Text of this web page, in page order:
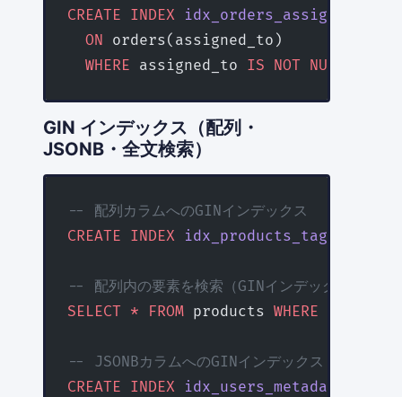
CREATE INDEX idx_orders_assigned
  ON
orders(assigned_to)
  WHERE
assigned_to IS NOT NULL
GIN インデックス（配列・
JSONB・全文検索）
-- 配列カラムへのGINインデックス
CREATE INDEX idx_products_tags
-- 配列内の要素を検索（GINインデックスが効く
SELECT * FROM products WHERE
-- JSONBカラムへのGINインデックス
CREATE INDEX idx_users_metadata